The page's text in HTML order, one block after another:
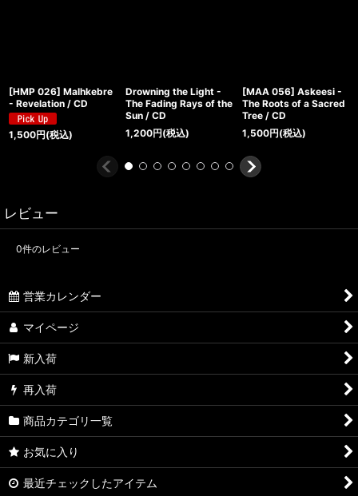
[HMP 026] Malhkebre
- Revelation / CD
1,500円(税込)
Drowning the Light -
The Fading Rays of the
Sun / CD
1,200円(税込)
[MAA 056] Askeesi -
The Roots of a Sacred
Tree / CD
1,500円(税込)
レビュー
0件のレビュー
営業カレンダー
マイページ
新入荷
再入荷
商品カテゴリ一覧
お気に入り
最近チェックしたアイテム